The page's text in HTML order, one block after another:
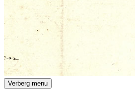
Verberg menu